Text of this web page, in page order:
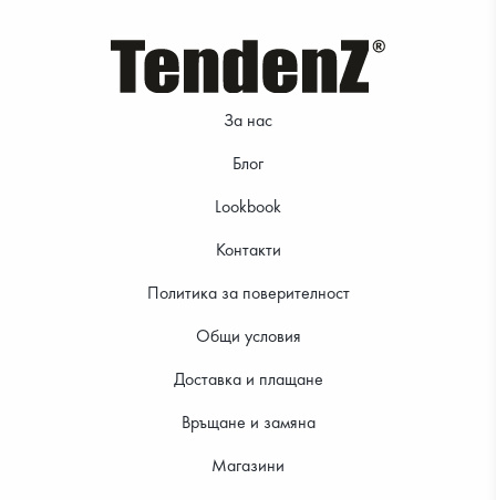
За нас
Блог
Lookbook
Контакти
Политика за поверителност
Общи условия
Доставка и плащане
Връщане и замяна
Магазини